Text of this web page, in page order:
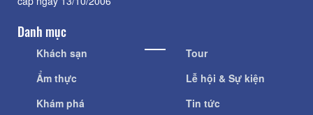
Danh mục
Khách sạn
Ẩm thực
Khám phá
Tour
Lễ hội & Sự kiện
Tin tức